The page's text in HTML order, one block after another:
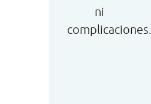
ni
complicaciones.